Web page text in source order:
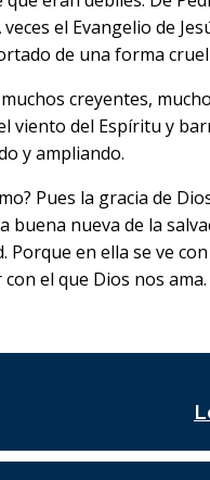
el Evangelio de
de una forma
creyentes,
del Espíritu y
y ampliando.
Pues la gracia de
buena nueva de la
en ella se ve
el que Dios nos ama.